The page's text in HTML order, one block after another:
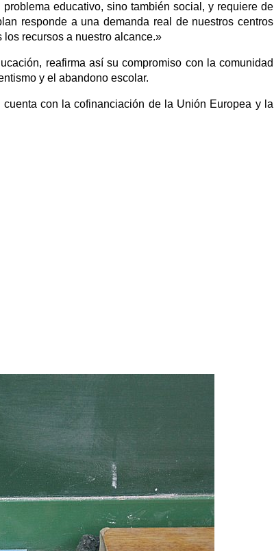
educativo, sino también social, y requiere de
responde a una demanda real de nuestros centros
recursos a nuestro alcance.»
reafirma así su compromiso con la comunidad
y el abandono escolar.
con la cofinanciación de la Unión Europea y la